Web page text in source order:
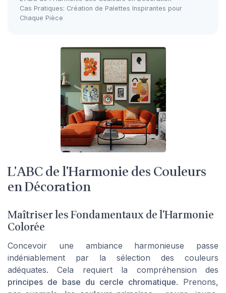
Cas Pratiques: Création de Palettes Inspirantes pour
Chaque Pièce
L'ABC de l'Harmonie des Couleurs
en Décoration
Maîtriser les Fondamentaux de l'Harmonie
Colorée
Concevoir une ambiance harmonieuse passe
indéniablement par la sélection des couleurs
adéquates. Cela requiert la compréhension des
principes de base du cercle chromatique. Prenons,